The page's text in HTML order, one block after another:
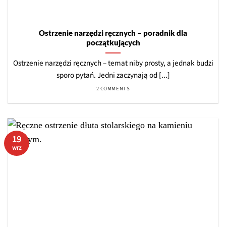
Ostrzenie narzędzi ręcznych – poradnik dla
początkujących
Ostrzenie narzędzi ręcznych – temat niby prosty, a jednak budzi
sporo pytań. Jedni zaczynają od [...]
2 COMMENTS
19
wrz